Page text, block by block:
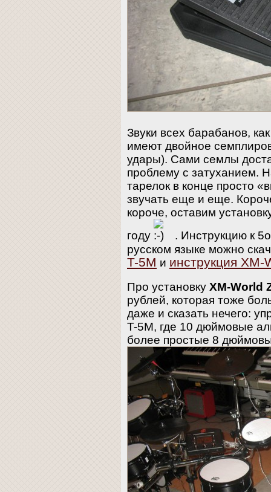
Звуки всех барабанов,
имеют двойное
удары). Сами семлы
проблему с затуханием.
тарелок в конце просто
звучать еще и еще.
короче, оставим
году
. Инструкцию к
русском языке можно
T-5M и инструкция XM-
Про установку XM-World
рублей, которая тоже
даже и сказать нечего:
T-5M, где 10 дюймовые
более простые 8